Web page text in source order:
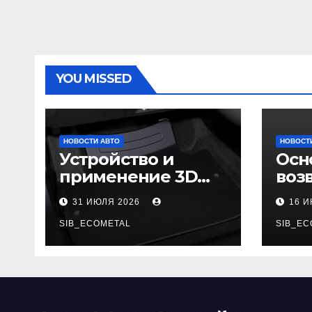
YOU MISSED
НОВОСТИ АВТО
Устройство и
применение 3D
автомобильных
ковриков
31 ИЮЛЯ 2026
SIB_ECOMETAL
16